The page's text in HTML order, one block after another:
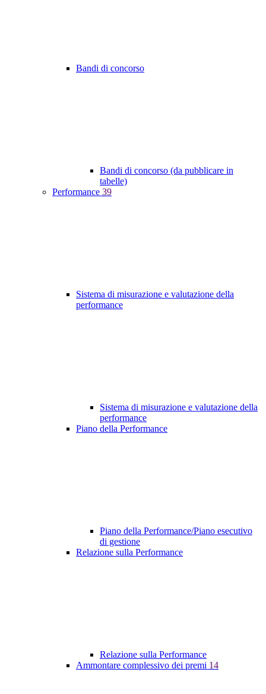
Bandi di concorso
Bandi di concorso (da pubblicare in
tabelle)
Performance 39
Sistema di misurazione e valutazione della
performance
Sistema di misurazione e valutazione della
performance
Piano della Performance
Piano della Performance/Piano esecutivo
di gestione
Relazione sulla Performance
Relazione sulla Performance
Ammontare complessivo dei premi 14